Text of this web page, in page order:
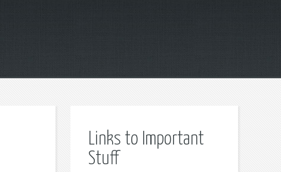
Links to Important
Stuff